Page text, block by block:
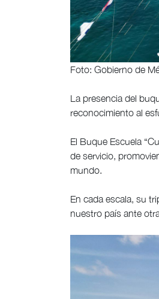
Foto: Gobierno de
La presencia del
reconocimiento al
El Buque Escuela
de servicio,
mundo.
En cada escala, su
nuestro país ante